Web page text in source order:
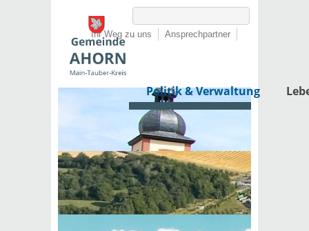
Ihr Weg zu uns Ansprechpartner
Politik & Verwaltung